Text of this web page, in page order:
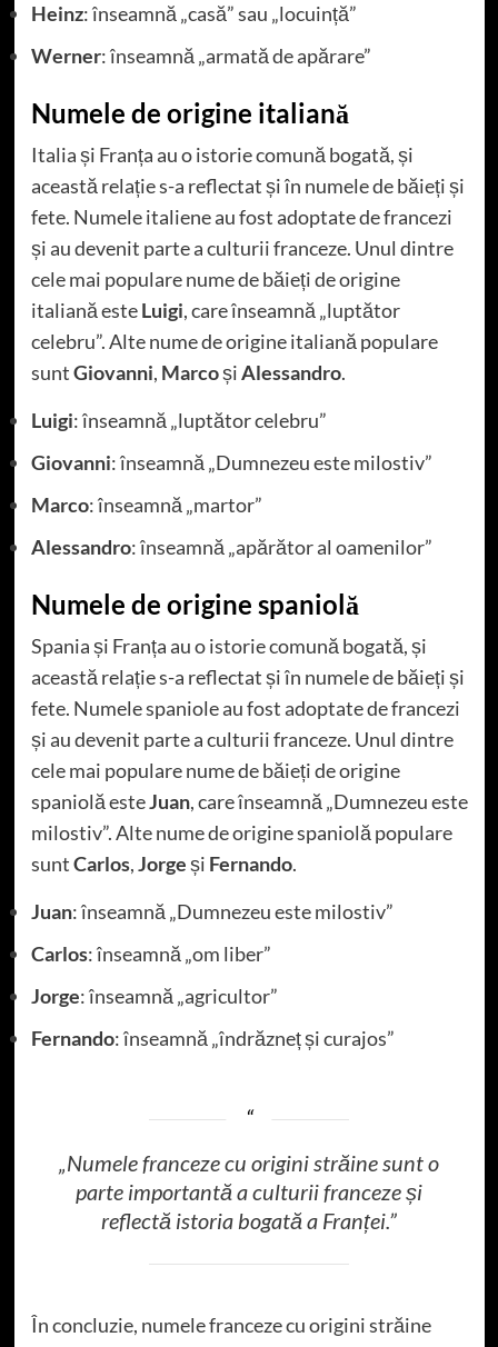
Heinz: înseamnă „casă” sau „locuință”
Werner: înseamnă „armată de apărare”
Numele de origine italiană
Italia și Franța au o istorie comună bogată, și
această relație s-a reflectat și în numele de băieți și
fete. Numele italiene au fost adoptate de francezi
și au devenit parte a culturii franceze. Unul dintre
cele mai populare nume de băieți de origine
italiană esteLuigi, care înseamnă „luptător
celebru”. Alte nume de origine italiană populare
suntGiovanni, MarcoșiAlessandro.
Luigi: înseamnă „luptător celebru”
Giovanni: înseamnă „Dumnezeu este milostiv”
Marco: înseamnă „martor”
Alessandro: înseamnă „apărător al oamenilor”
Numele de origine spaniolă
Spania și Franța au o istorie comună bogată, și
această relație s-a reflectat și în numele de băieți și
fete. Numele spaniole au fost adoptate de francezi
și au devenit parte a culturii franceze. Unul dintre
cele mai populare nume de băieți de origine
spaniolă esteJuan, care înseamnă „Dumnezeu este
milostiv”. Alte nume de origine spaniolă populare
suntCarlos,Jorgeși Fernando.
Juan: înseamnă „Dumnezeu este milostiv”
Carlos: înseamnă „om liber”
Jorge: înseamnă „agricultor”
Fernando: înseamnă „îndrăzneț și curajos”
„Numele franceze cu origini străine sunt o
parte importantă a culturii franceze și
reflectă istoria bogată a Franței.”
În concluzie, numele franceze cu origini străine